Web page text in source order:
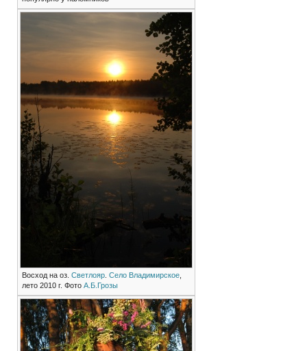
Восход на оз. Светлояр. Село Владимирское,
лето 2010 г. Фото А.Б.Грозы